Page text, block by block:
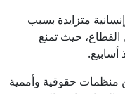
متزايدة بسبب
القطاع، حيث تمنع
منظمات حقوقية وأممية